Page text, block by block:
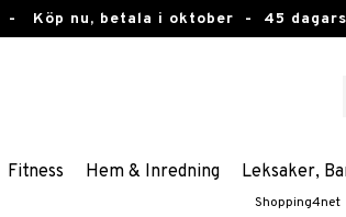
- Köp nu, betala i oktober - 45
Fitness Hem & Inredning Leksaker,
Shopping4net